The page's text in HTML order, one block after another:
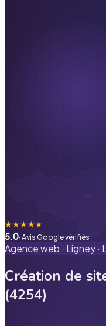
★★★★★
5.0· Avis Google vérifiés
Agence web · Ligney·
Création de
(4254)